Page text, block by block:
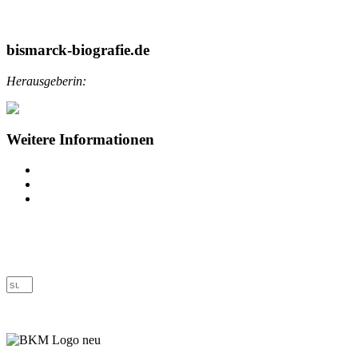
bismarck-biografie.de
Herausgeberin:
Weitere Informationen